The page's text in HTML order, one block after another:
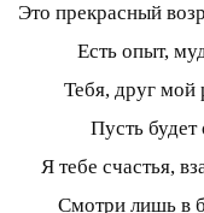
Это прекрасный
Есть опыт,
Тебя, друг мой
Пусть
Я тебе счастья,
Смотри лишь в